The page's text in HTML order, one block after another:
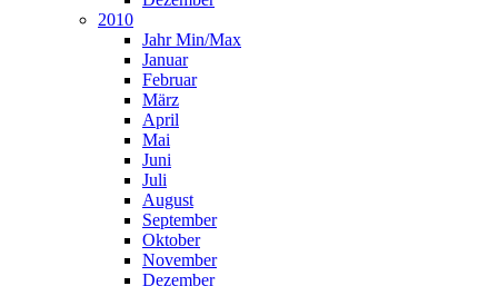
2010
Jahr Min/Max
Januar
Februar
März
April
Mai
Juni
Juli
August
September
Oktober
November
Dezember